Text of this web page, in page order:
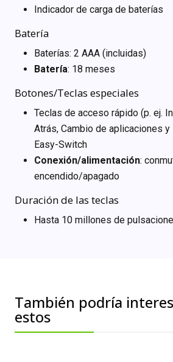
Indicador de carga de baterías
Batería
Baterías: 2 AAA (incluidas)
Batería: 18 meses
Botones/Teclas especiales
Teclas de acceso rápido (p. ej.
Atrás, Cambio de aplicaciones
Easy-Switch
Conexión/alimentación:
encendido/apagado
Duración de las teclas
Hasta 10 millones de
También podría
estos